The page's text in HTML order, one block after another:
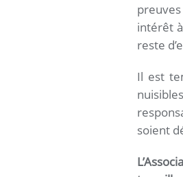
intérêt
reste
Il est
soient